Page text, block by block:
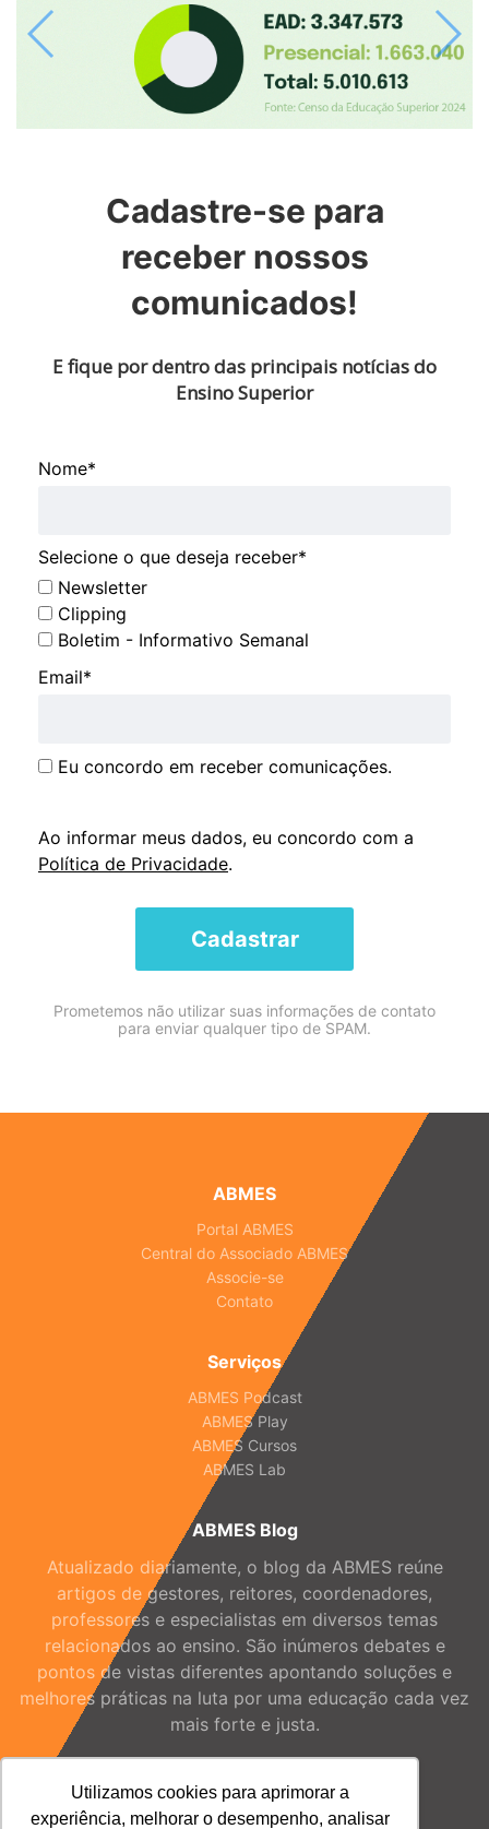
Utilizamos cookies para aprimorar a
experiência, melhorar o desempenho, analisar
Previous Next
Cadastre-se para
receber nossos
comunicados!
E fique por dentro das principais notícias do
Ensino Superior
Nome*
Selecione o que deseja receber*
Newsletter
Clipping
Boletim - Informativo Semanal
Email*
Eu concordo em receber comunicações.
Ao informar meus dados, eu concordo com a
Política de Privacidade.
Cadastrar
Prometemos não utilizar suas informações de contato
para enviar qualquer tipo de SPAM.
ABMES
Portal ABMES
Central do Associado ABMES
Associe-se
Contato
Serviços
ABMES Podcast
ABMES Play
ABMES Cursos
ABMES Lab
ABMES Blog
Atualizado diariamente, o blog da ABMES reúne
artigos de gestores, reitores, coordenadores,
professores e especialistas em diversos temas
relacionados ao ensino. São inúmeros debates e
pontos de vistas diferentes apontando soluções e
melhores práticas na luta por uma educação cada vez
mais forte e justa.